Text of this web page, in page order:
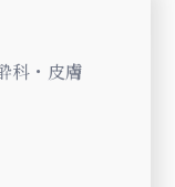
科・皮膚